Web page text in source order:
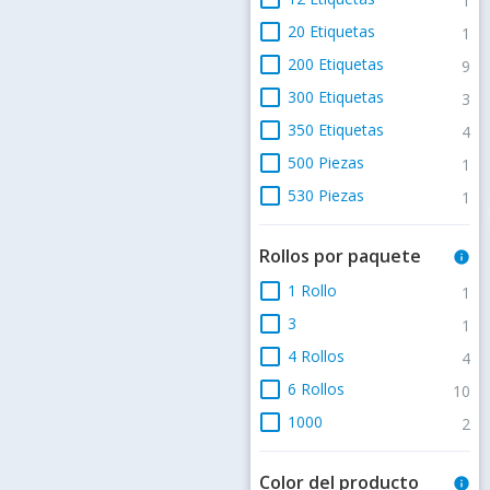
check_box_outline_blank 20 Etiquetas 1
check_box_outline_blank 200 Etiquetas 9
check_box_outline_blank 300 Etiquetas 3
check_box_outline_blank 350 Etiquetas 4
check_box_outline_blank 500 Piezas 1
check_box_outline_blank 530 Piezas 1
Rollos por paquete info
check_box_outline_blank 1 Rollo 1
check_box_outline_blank 3 1
check_box_outline_blank 4 Rollos 4
check_box_outline_blank 6 Rollos 10
check_box_outline_blank 1000 2
Color del producto info